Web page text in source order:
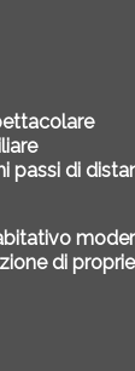
passi di
di